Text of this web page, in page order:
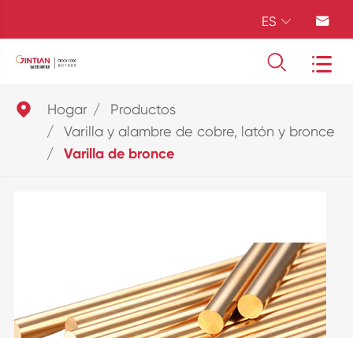
ES  
 
 Hogar
Productos
Varilla y alambre de cobre, latón y bronce
Varilla de bronce